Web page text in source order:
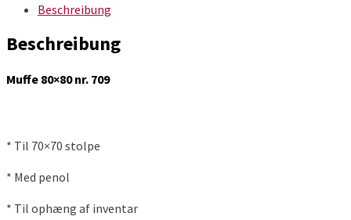
Beschreibung
Beschreibung
Muffe 80×80 nr. 709
* Til 70×70 stolpe
* Med penol
* Til ophæng af inventar